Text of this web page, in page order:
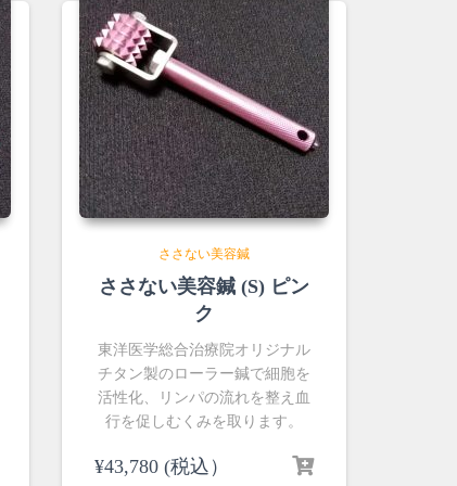
ささない美容鍼
ささない美容鍼 (S) ピン
ク
東洋医学総合治療院オリジナル
チタン製のローラー鍼で細胞を
活性化、リンパの流れを整え血
行を促しむくみを取ります。
¥43,780(税込）